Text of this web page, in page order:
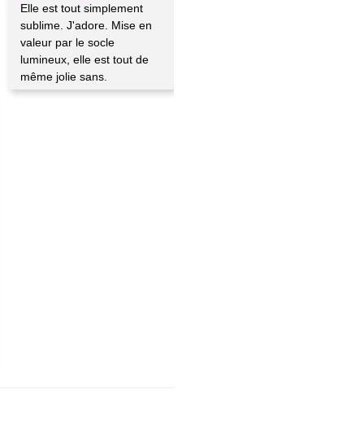
Elle est tout simplement
sublime. J'adore. Mise en
valeur par le socle
lumineux, elle est tout de
même jolie sans.